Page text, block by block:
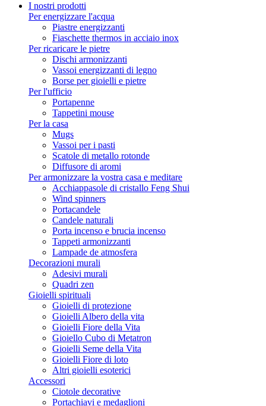
I nostri prodotti
Per energizzare l'acqua
Piastre energizzanti
Fiaschette thermos in acciaio inox
Per ricaricare le pietre
Dischi armonizzanti
Vassoi energizzanti di legno
Borse per gioielli e pietre
Per l'ufficio
Portapenne
Tappetini mouse
Per la casa
Mugs
Vassoi per i pasti
Scatole di metallo rotonde
Diffusore di aromi
Per armonizzare la vostra casa e meditare
Acchiappasole di cristallo Feng Shui
Wind spinners
Portacandele
Candele naturali
Porta incenso e brucia incenso
Tappeti armonizzanti
Lampade de atmosfera
Decorazioni murali
Adesivi murali
Quadri zen
Gioielli spirituali
Gioielli di protezione
Gioielli Albero della vita
Gioielli Fiore della Vita
Gioiello Cubo di Metatron
Gioielli Seme della Vita
Gioielli Fiore di loto
Altri gioielli esoterici
Accessori
Ciotole decorative
Portachiavi e medaglioni